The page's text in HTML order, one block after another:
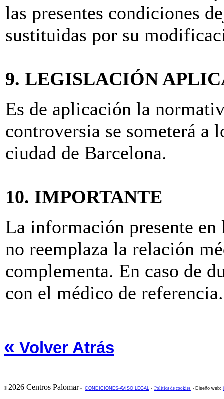
las presentes condiciones
sustituidas por su
9. LEGISLACIÓN
Es de aplicación la
controversia se someterá a
ciudad de Barcelona.
10. IMPORTANTE
La información presente
no reemplaza la relación
complementa. En caso de
con el médico de referencia.
« Volver Atrás
© 2026 Centros Palomar- CONDICIONES-AVISO LEGAL - Política de cookies - Diseño web: